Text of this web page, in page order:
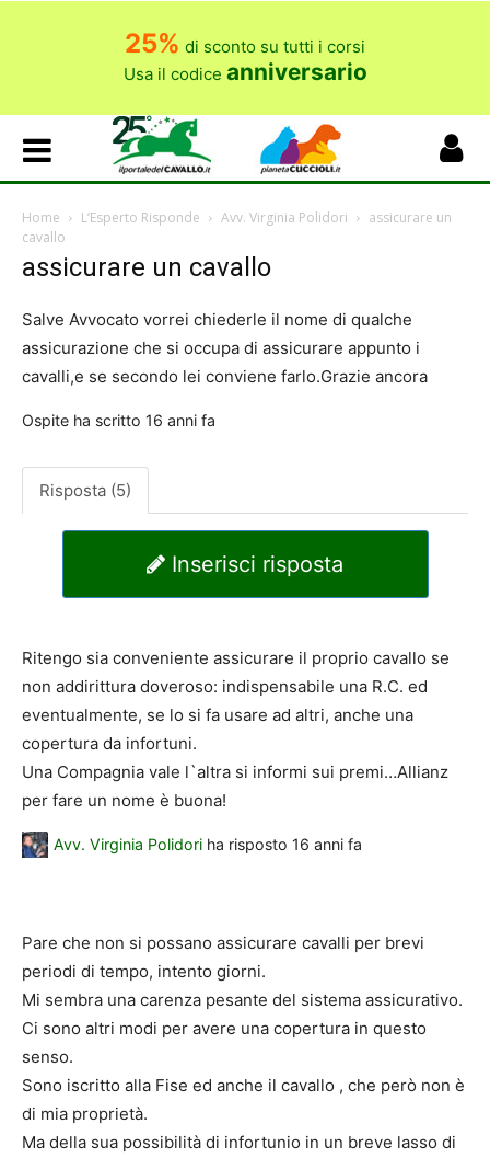
25% di sconto su tutti i corsi
Usa il codice anniversario
Home L’Esperto Risponde Avv. Virginia Polidori
assicurare un
cavallo
assicurare un cavallo
Salve Avvocato vorrei chiederle il nome di qualche
assicurazione che si occupa di assicurare appunto i
cavalli,e se secondo lei conviene farlo.Grazie ancora
Ospite ha scritto 16 anni fa
Risposta (5)
Inserisci risposta
Ritengo sia conveniente assicurare il proprio cavallo se
non addirittura doveroso: indispensabile una R.C. ed
eventualmente, se lo si fa usare ad altri, anche una
copertura da infortuni.
Una Compagnia vale l`altra si informi sui premi…Allianz
per fare un nome è buona!
Avv. Virginia Polidori ha risposto 16 anni fa
Pare che non si possano assicurare cavalli per brevi
periodi di tempo, intento giorni.
Mi sembra una carenza pesante del sistema assicurativo.
Ci sono altri modi per avere una copertura in questo
senso.
Sono iscritto alla Fise ed anche il cavallo , che però non è
di mia proprietà.
Ma della sua possibilità di infortunio in un breve lasso di